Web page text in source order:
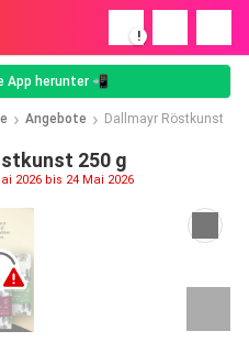
!
App herunter 📲
Angebote Dallmayr Röstkunst
250 g
2026 bis 24 Mai 2026